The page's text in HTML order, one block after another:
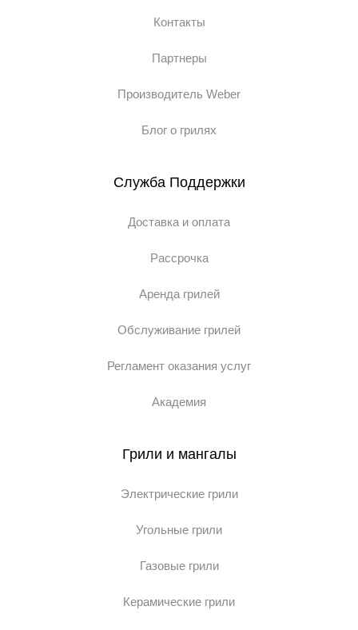
Контакты
Партнеры
Производитель Weber
Блог о грилях
Служба Поддержки
Доставка и оплата
Рассрочка
Аренда грилей
Обслуживание грилей
Регламент оказания услуг
Академия
Грили и мангалы
Электрические грили
Угольные грили
Газовые грили
Керамические грили